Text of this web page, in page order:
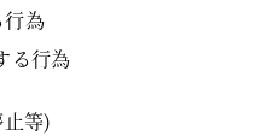
行為
る行為
等)